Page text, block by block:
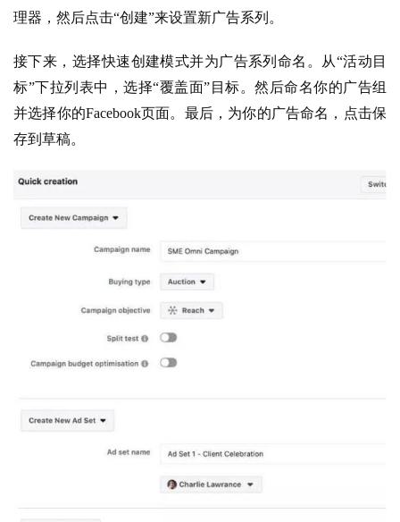
理器，然后点击“创建”来设置新广告系列。
接下来，选择快速创建模式并为广告系列命名。从“活动目
标”下拉列表中，选择“覆盖面”目标。然后命名你的广告组
并选择你的Facebook页面。最后，为你的广告命名，点击保
存到草稿。